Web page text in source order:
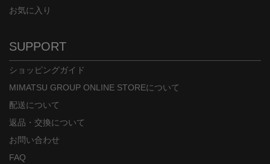
お気に入り
SUPPORT
ショッピングガイド
MIMATSU GROUP ONLINE STOREについて
配送について
返品・交換について
お問い合わせ
FAQ